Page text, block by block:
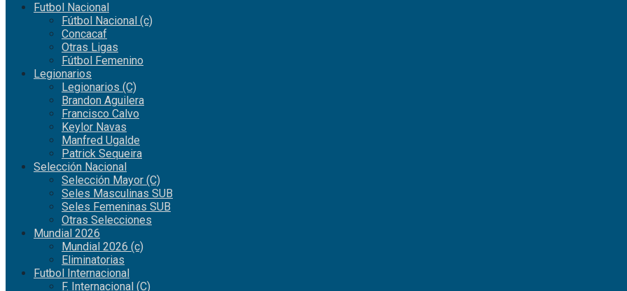
Futbol Nacional
Fútbol Nacional (c)
Concacaf
Otras Ligas
Fútbol Femenino
Legionarios
Legionarios (C)
Brandon Aguilera
Francisco Calvo
Keylor Navas
Manfred Ugalde
Patrick Sequeira
Selección Nacional
Selección Mayor (C)
Seles Masculinas SUB
Seles Femeninas SUB
Otras Selecciones
Mundial 2026
Mundial 2026 (c)
Eliminatorias
Futbol Internacional
F. Internacional (C)